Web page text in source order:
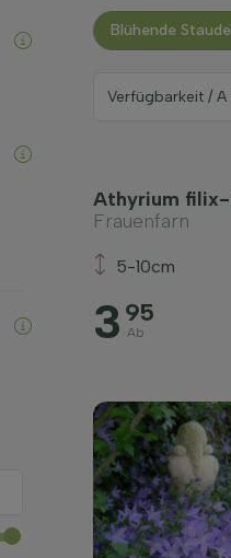
Blühende
Athyrium filix-
Frauenfarn
5-10cm
3 95
Ab